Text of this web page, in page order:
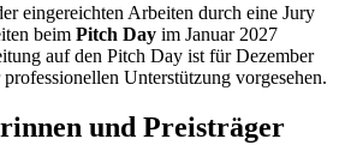
eingereichten Arbeiten durch eine Jury
beim Pitch Day im Januar 2027
auf den Pitch Day ist für Dezember
Unterstützung vorgesehen.
und Preisträger